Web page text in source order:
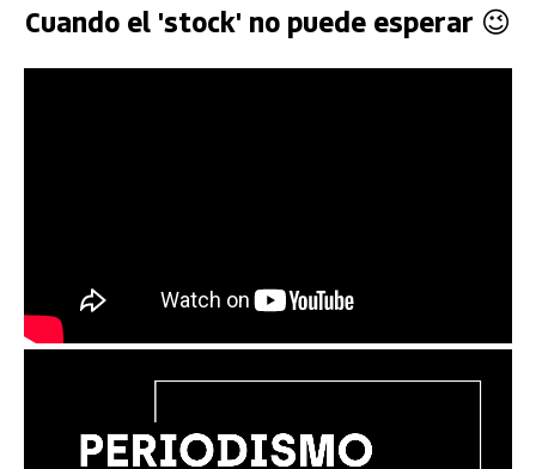
Cuando el 'stock' no puede esperar 😉